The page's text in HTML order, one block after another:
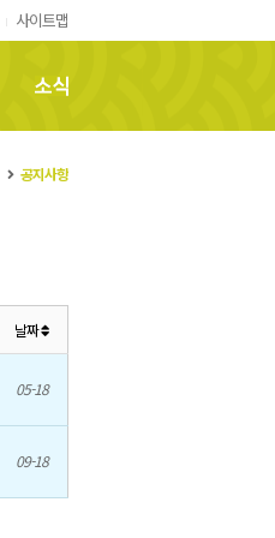
사이트맵
소식
공지사항
날짜
05-18
09-18